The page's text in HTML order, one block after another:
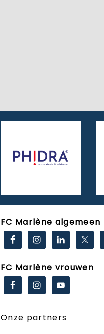
FC Marlène algemeen
FC Marlène vrouwen
Onze partners